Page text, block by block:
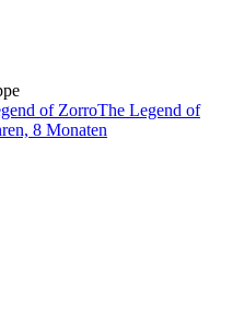
The Legend of
8 Monaten